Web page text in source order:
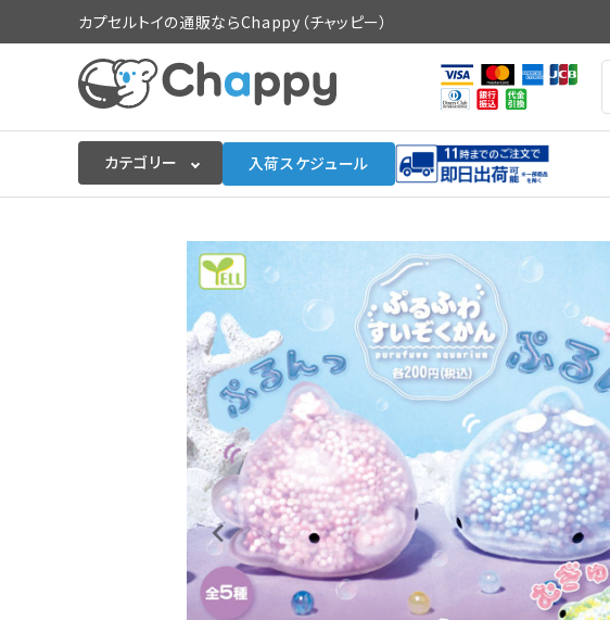
カプセルトイの通販ならChappy（チャッピー）
カテゴリー 入荷スケジュール
入荷スケジュールをチェック
カプセルトイマシン本体
販促用空カプセル
景品・玩具・文具